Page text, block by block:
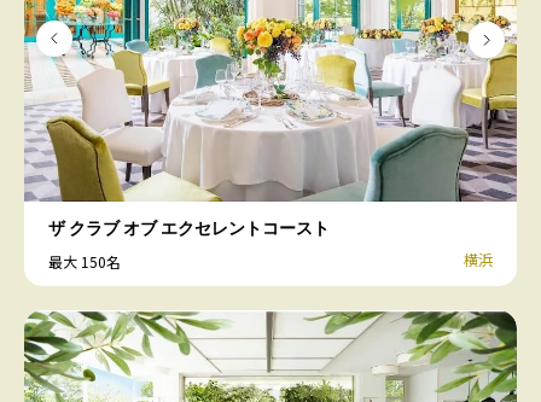
ザ クラブ オブ エクセレントコースト
最大 150名 横浜